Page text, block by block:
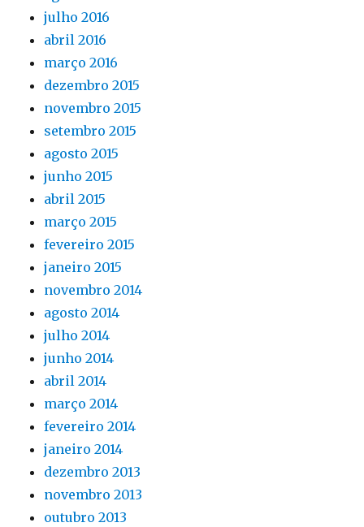
julho 2016
abril 2016
março 2016
dezembro 2015
novembro 2015
setembro 2015
agosto 2015
junho 2015
abril 2015
março 2015
fevereiro 2015
janeiro 2015
novembro 2014
agosto 2014
julho 2014
junho 2014
abril 2014
março 2014
fevereiro 2014
janeiro 2014
dezembro 2013
novembro 2013
outubro 2013